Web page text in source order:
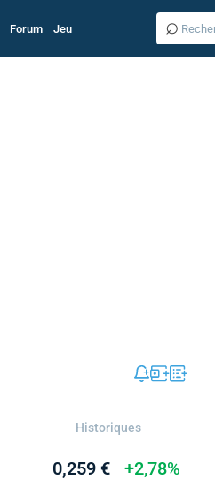
Forum Jeu ⌕
Historiques
0,259 € +2,78%